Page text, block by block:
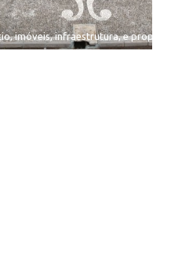
imóveis, infraestrutura, e